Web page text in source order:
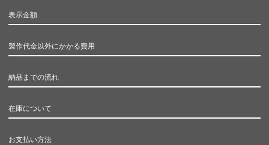
表示金額
製作代金以外にかかる費用
納品までの流れ
在庫について
お支払い方法